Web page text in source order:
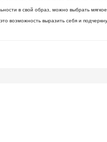
в свой образ, можно выбрать
возможность выразить себя и